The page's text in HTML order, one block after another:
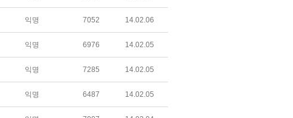
익명 7052 14.02.06
익명 6976 14.02.05
익명 7285 14.02.05
익명 6487 14.02.05